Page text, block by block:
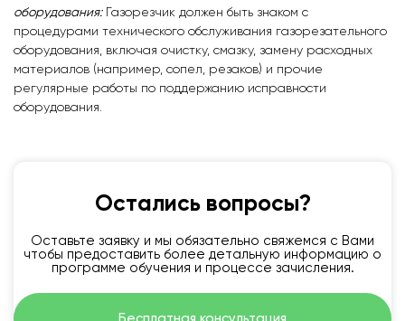
оборудования:Газорезчик должен быть знаком с
процедурами технического обслуживания газорезательного
оборудования, включая очистку, смазку, замену расходных
материалов (например, сопел, резаков) и прочие
регулярные работы по поддержанию исправности
оборудования.
Остались вопросы?
Оставьте заявку и мы обязательно свяжемся с Вами
чтобы предоставить более детальную информацию о
программе обучения и процессе зачисления.